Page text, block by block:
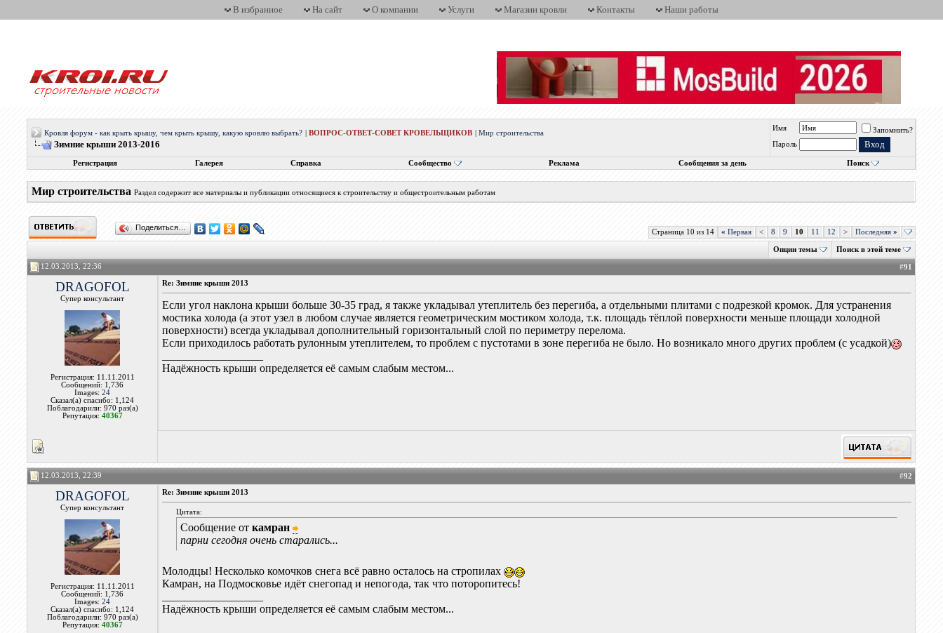
В избранное На сайт О компании Услуги Магазин кровли Контакты Наши работы
Кровля форум - как крыть крышу, чем крыть крышу, какую кровлю выбрать? |ВОПРОС-ОТВЕТ-СОВЕТ КРОВЕЛЬЩИКОВ |Мир строительства
Зимние крыши 2013-2016
Имя
Запомнить?
Пароль
Регистрация Галерея Справка Сообщество Реклама Сообщения за день Поиск
Мир строительства Раздел содержит все материалы и публикации относящиеся к строительству и общестроительным работам
Поделиться…
Страница 10 из 14 « Первая < 8 9 10 11 12 > Последняя»
Опции темы Поиск в этой теме
12.03.2013, 22:36 #91
DRAGOFOL
Супер консультант
Регистрация: 11.11.2011
Сообщений: 1,736
Images:24
Сказал(а) спасибо: 1,124
Поблагодарили: 970 раз(а)
Репутация: 40367
Re: Зимние крыши 2013
Если угол наклона крыши больше 30-35 град, я также укладывал утеплитель без перегиба, а отдельными плитами с подрезкой кромок. Для устранения
мостика холода (а этот узел в любом случае является геометрическим мостиком холода, т.к. площадь тёплой поверхности меньше площади холодной
поверхности) всегда укладывал дополнительный горизонтальный слой по периметру перелома.
Если приходилось работать рулонным утеплителем, то проблем с пустотами в зоне перегиба не было. Но возникало много других проблем (с усадкой)
Надёжность крыши определяется её самым слабым местом...
12.03.2013, 22:39 #92
DRAGOFOL
Супер консультант
Регистрация: 11.11.2011
Сообщений: 1,736
Images:24
Сказал(а) спасибо: 1,124
Поблагодарили: 970 раз(а)
Репутация: 40367
Re: Зимние крыши 2013
Цитата:
Сообщение откамран
парни сегодня очень старались...
Молодцы! Несколько комочков снега всё равно осталось на стропилах
Камран, на Подмосковье идёт снегопад и непогода, так что поторопитесь!
Надёжность крыши определяется её самым слабым местом...